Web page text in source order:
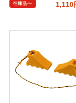
1,110